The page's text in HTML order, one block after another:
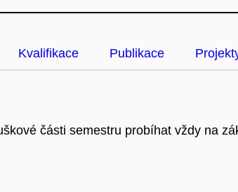
Kvalifikace Publikace
části semestru probíhat vždy na